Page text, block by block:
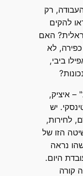
רק
האם
לא
יש
של